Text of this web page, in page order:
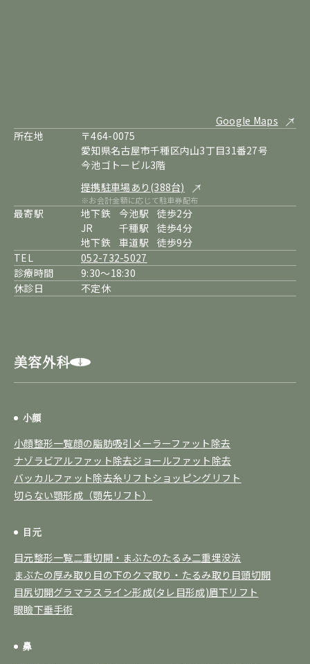
Google Maps
所在地
〒464-0075
愛知県名古屋市千種区内山3丁目31番27号
今池ゴトービル3階
提携駐車場あり(388台)
※お会計金額に応じて駐車券配布
最寄駅 地下鉄 今池駅
徒歩2分
JR
千種駅
徒歩4分
地下鉄
車道駅
徒歩9分
TEL
052-732-5027
診療時間
9:30～18:30
休診日
不定休
美容外科
小顔
小顔整形一覧顔の脂肪吸引 メーラーファット除去
ナゾラビアルファット除去ジョールファット除去
バッカルファット除去糸リフトショッピングリフト
切らない顎形成（顎先リフト）
目元
目元整形一覧二重切開・まぶたのたるみ二重埋没法
まぶたの厚み取り 目の下のクマ取り・たるみ取り 目頭切開
目尻切開グラマラスライン形成(タレ目形成)眉下リフト
眼瞼下垂手術
鼻